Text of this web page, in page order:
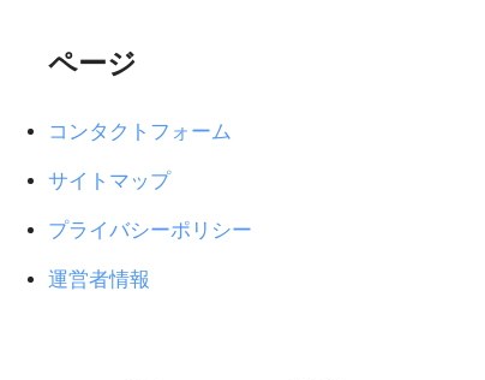
ページ
コンタクトフォーム
サイトマップ
プライバシーポリシー
運営者情報